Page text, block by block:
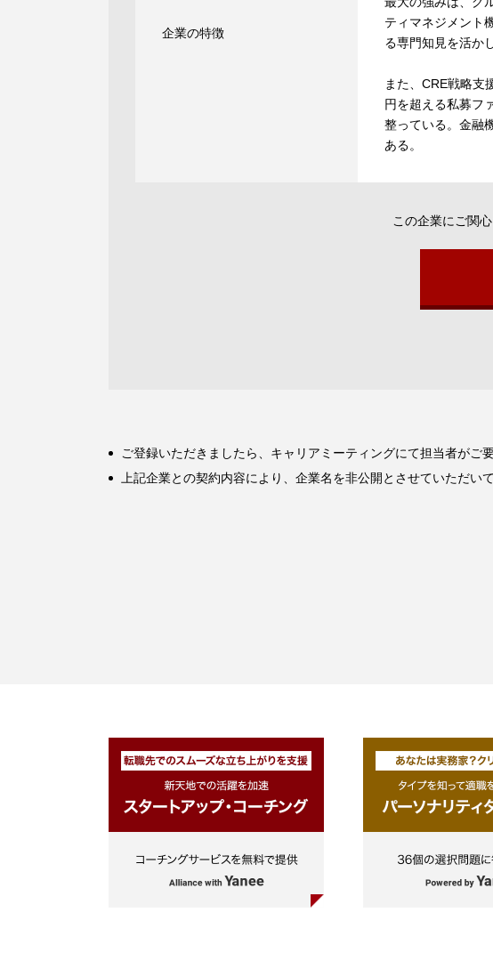
企業の特徴
ティマネジメント
る専門知見を活か
また、CRE戦略支
円を超える私募フ
整っている。金融
ある。
この企業にご関
ご登録いただきましたら、キャリアミーティングにて担当者がご
上記企業との契約内容により、企業名を非公開とさせていただい